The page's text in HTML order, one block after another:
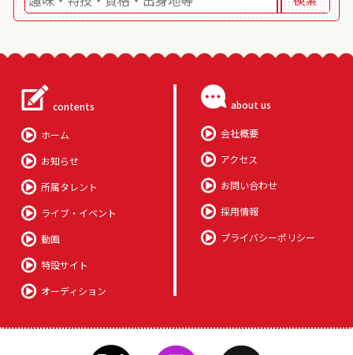
contents
ホーム
お知らせ
所属タレント
ライブ・イベント
動画
特設サイト
オーディション
about us
会社概要
アクセス
お問い合わせ
採用情報
プライバシーポリシー